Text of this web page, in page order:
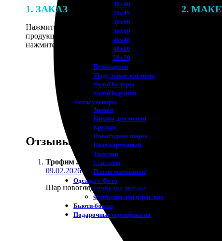
30х40
20х45
30х60
30х90
40х40
40х60
50х70
Пенокартон
Модульные картины
ФотоПостеры
ФотоПодушки
Фотоcувениры
Значки
Коврик для мыши
Кружки
Новогодние шары
Пазл картонный
Тарелки
Магниты
Пазлы магнитные
Одежда с Фото
Футболки детские
Футболки для взрослых
Бьюти-боксы
Подарочные сертификаты
1. ЗАКАЗ
Нажмите «Сделать заказ», выберите тип
продукции, загрузите фотографии,
нажмите «Добавить в корзину».
2.
Отзывы
Трофим Лукьянов :
09.02.2026
Шар новогодний с фото семьи — елочная игрушка